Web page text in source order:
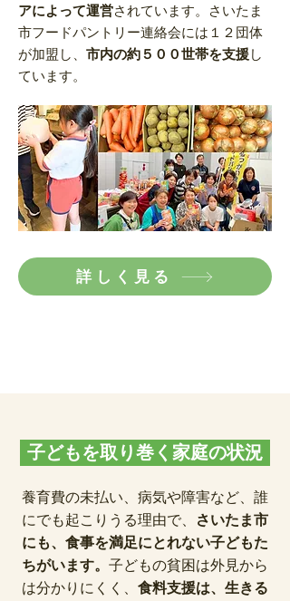
アによって運営されています。さいたま
市フードパントリー連絡会には１２団体
が加盟し、 市内の約５００世帯を支援し
ています。
詳しく見る
子どもを取り巻く家庭の状況
養育費の未払い、病気や障害など、誰
にでも起こりうる理由で、 さいたま市
にも、食事を満足にとれない子どもた
ちがいます。 子どもの貧困は外見から
は分かりにくく、 食料支援は、生きる